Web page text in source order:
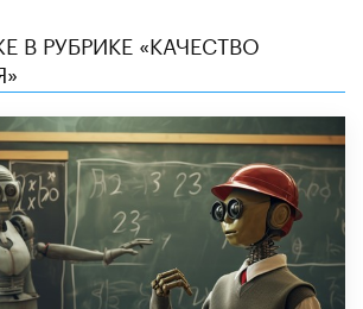
В РУБРИКЕ «КАЧЕСТВО